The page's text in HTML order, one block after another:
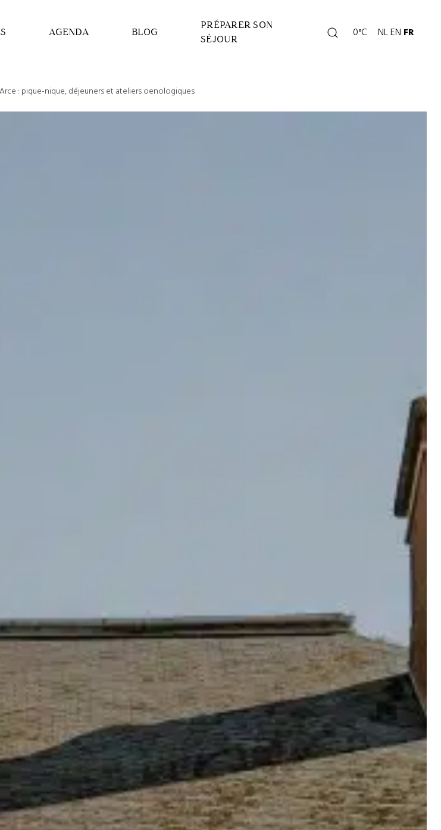
AGENDA BLOG
PRÉPARER SON
SÉJOUR
Rechercher
0°C
Page
NLEN FR
: pique-nique, déjeuners et ateliers oenologiques